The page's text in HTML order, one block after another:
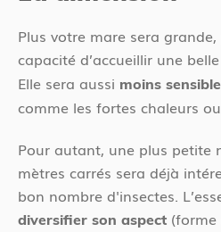
Plus votre mare sera
capacité d’accueillir une belle
Elle sera aussi moins
comme les fortes chaleurs
Pour autant, une plus petite
mètres carrés sera déjà
bon nombre d'insectes.
diversifier son aspect (forme